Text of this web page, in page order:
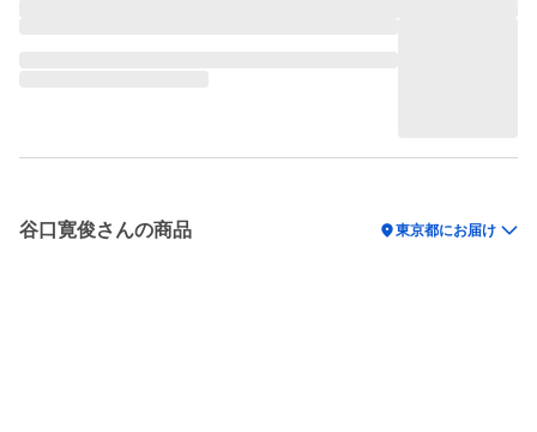
谷口寛俊さんの商品 location_on東京都にお届け